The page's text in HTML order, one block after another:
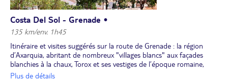
Costa Del Sol - Grenade •
135 km/env. 1h45
Itinéraire et visites suggérés sur la route de Grenade : la région
d’Axarquia, abritant de nombreux "villages blancs" aux façades
blanchies à la chaux, Torox et ses vestiges de l’époque romaine,
Frigiliana et ses petites ruelles étroites, puis Nerja et son belvédère
Plus de détails